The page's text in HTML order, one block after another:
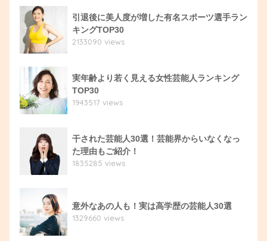
引退後に美人度が増した有名スポーツ選手ラン
キングTOP30
2133090 views
実年齢より若く見える女性芸能人ランキング
TOP30
1943517 views
干された芸能人30選！芸能界からいなくなっ
た理由もご紹介！
1835285 views
意外なあの人も！実は高学歴の芸能人30選
1329660 views